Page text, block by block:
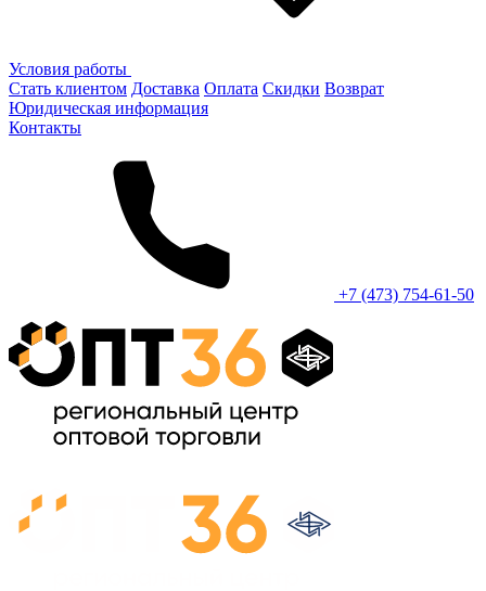
Условия работы
Стать клиентом Доставка Оплата Скидки Возврат
Юридическая информация
Контакты
+7 (473) 754-61-50